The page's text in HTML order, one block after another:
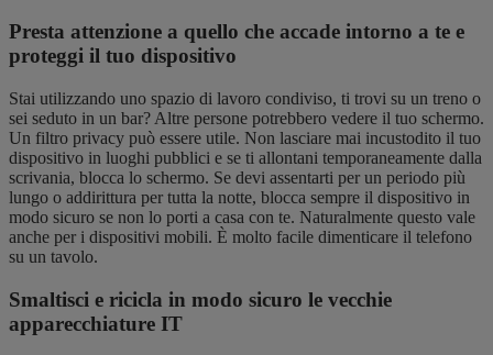
Presta attenzione a quello che accade intorno a te e
proteggi il tuo dispositivo
Stai utilizzando uno spazio di lavoro condiviso, ti trovi su un treno o
sei seduto in un bar? Altre persone potrebbero vedere il tuo schermo.
Un filtro privacy può essere utile. Non lasciare mai incustodito il tuo
dispositivo in luoghi pubblici e se ti allontani temporaneamente dalla
scrivania, blocca lo schermo. Se devi assentarti per un periodo più
lungo o addirittura per tutta la notte, blocca sempre il dispositivo in
modo sicuro se non lo porti a casa con te. Naturalmente questo vale
anche per i dispositivi mobili. È molto facile dimenticare il telefono
su un tavolo.
Smaltisci e ricicla in modo sicuro le vecchie
apparecchiature IT